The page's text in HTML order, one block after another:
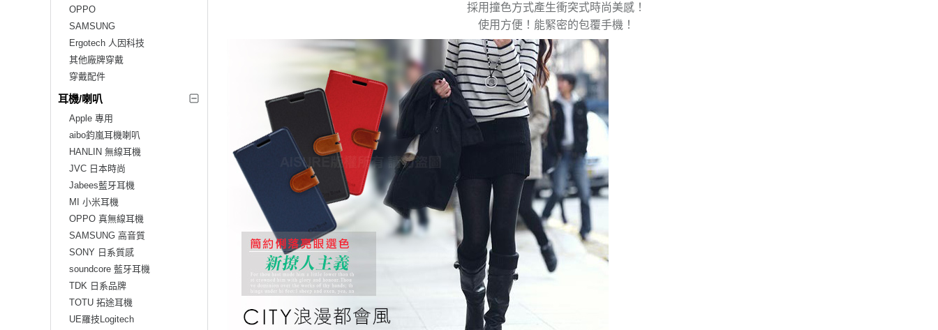
OPPO
SAMSUNG
Ergotech 人因科技
其他廠牌穿戴
穿戴配件
耳機/喇叭
Apple 專用
aibo鈞嵐耳機喇叭
HANLIN 無線耳機
JVC 日本時尚
Jabees藍牙耳機
MI 小米耳機
OPPO 真無線耳機
SAMSUNG 高音質
SONY 日系質感
soundcore 藍牙耳機
TDK 日系品牌
TOTU 拓途耳機
UE羅技Logitech
採用撞色方式產生衝突式時尚美感！
使用方便！能緊密的包覆手機！